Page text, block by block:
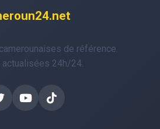
de référence.
24h/24.